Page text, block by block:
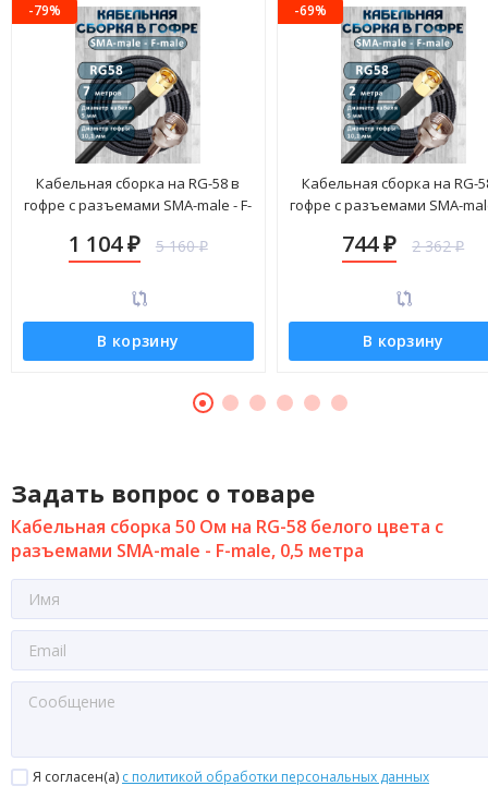
-79%
Кабельная сборка на RG-58 в
гофре с разъемами SMA-male - F-
1 104 ₽ 5 160₽
В корзину
-69%
Кабельная сборка на RG-
гофре с разъемами SMA-
744₽ 2 362₽
В корзину
Задать вопрос о товаре
Кабельная сборка 50 Ом на RG-58 белого цвета с
разъемами SMA-male - F-male, 0,5 метра
Я согласен(a) с политикой обработки персональных данных